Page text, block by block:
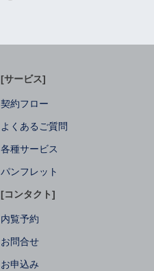
[サービス]
契約フロー
よくあるご質問
各種サービス
パンフレット
[コンタクト]
内覧予約
お問合せ
お申込み